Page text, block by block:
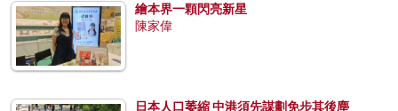
繪本界一顆閃亮新星
陳家偉
日本人口萎縮 中港須先謀劃免步其後塵